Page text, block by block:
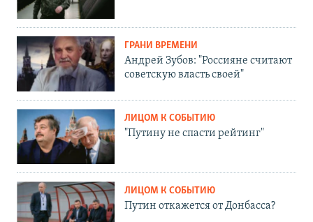
ГРАНИ ВРЕМЕНИ
Андрей Зубов: "Россияне считают
советскую власть своей"
ЛИЦОМ К СОБЫТИЮ
"Путину не спасти рейтинг"
ЛИЦОМ К СОБЫТИЮ
Путин откажется от Донбасса?